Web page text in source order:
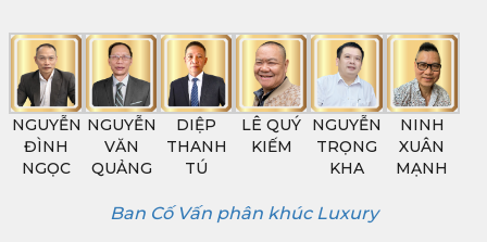
NGUYỄN
ĐÌNH
NGỌC
NGUYỄN
VĂN
QUẢNG
DIỆP
THANH
TÚ
LÊ QUÝ
KIẾM
NGUYỄN
TRỌNG
KHA
NINH
XUÂN
MẠNH
Ban Cố Vấn phân khúc Luxury